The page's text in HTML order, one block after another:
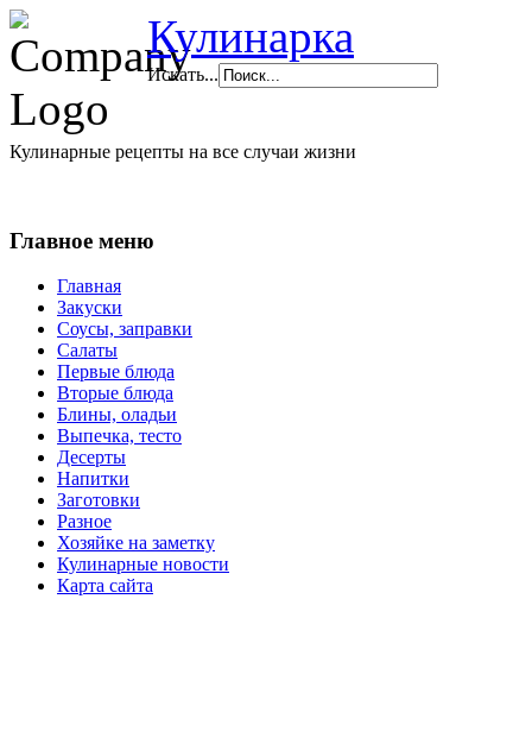
Кулинарка
Искать...
Кулинарные рецепты на все случаи жизни
Главное меню
Главная
Закуски
Соусы, заправки
Салаты
Первые блюда
Вторые блюда
Блины, оладьи
Выпечка, тесто
Десерты
Напитки
Заготовки
Разное
Хозяйке на заметку
Кулинарные новости
Карта сайта